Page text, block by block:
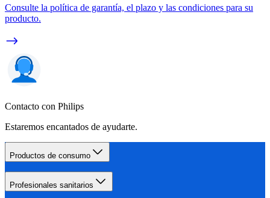
Consulte la política de garantía, el plazo y las condiciones para su
producto.
Contacto con Philips
Estaremos encantados de ayudarte.
Productos de consumo
Profesionales sanitarios